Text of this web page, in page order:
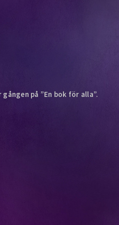
på ”En bok för alla”.